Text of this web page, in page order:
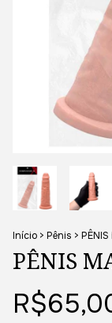
Início > Pênis >
PÊNIS